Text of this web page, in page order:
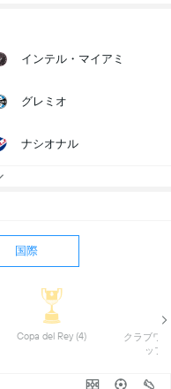
インテル・マイアミ
グレミオ
ナシオナル
国際
クラブワ